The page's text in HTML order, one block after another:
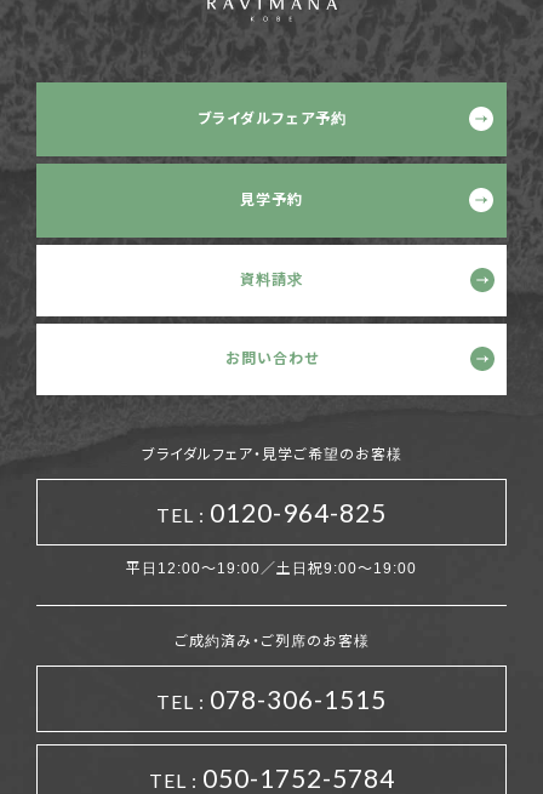
ブライダルフェア予約
見学予約
資料請求
お問い合わせ
ブライダルフェア・見学ご希望のお客様
TEL : 0120-964-825
平日12:00～19:00／土日祝9:00～19:00
ご成約済み・ご列席のお客様
TEL : 078-306-1515
TEL : 050-1752-5784